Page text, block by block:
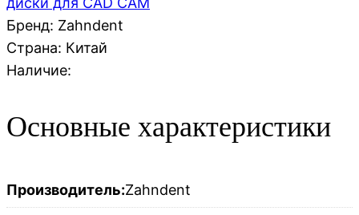
Бренд: Zahndent
Страна: Китай
Наличие:
Основные характеристики
Производитель:Zahndent